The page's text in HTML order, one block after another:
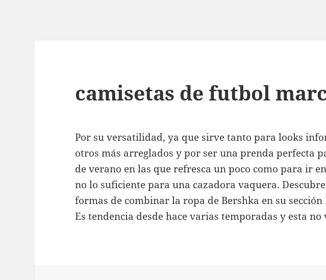
camisetas de futbol
Por su versatilidad, ya que sirve tanto para looks
otros más arreglados y por ser una prenda perfecta
de verano en las que refresca un poco como para ir
no lo suficiente para una cazadora vaquera.
formas de combinar la ropa de Bershka en su sección
Es tendencia desde hace varias temporadas y esta no